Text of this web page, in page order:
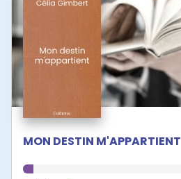
MON DESTIN M'APPARTIENT